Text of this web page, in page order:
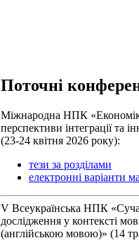
Поточні
Міжнародна НПК
перспективи інтеграції та
(23-24 квітня 2026 року):
тези за розділами
електронні варіанти
V Всеукраїнська НПК
дослідження у контексті
(англійською мовою)» (14